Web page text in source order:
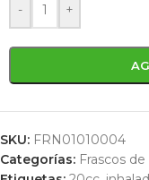
- +
SKU: FRN01010004
Categorías: Frascos